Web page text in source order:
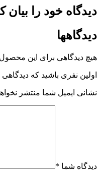
دیدگاه خود را بیان
دیدگاهها
هیچ دیدگاهی برای این
اولین نفری باشید که دیدگاهی را ارسال می
نشانی ایمیل شما منتشر
دیدگاه شما *